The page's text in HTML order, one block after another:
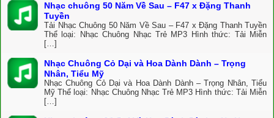
Nhạc chuông 50 Năm Về Sau – F47 x Đặng Thanh
Tuyền
Tải Nhạc Chuông 50 Năm Về Sau – F47 x Đặng Thanh Tuyền
Thể loại: Nhạc Chuông Nhạc Trẻ MP3 Hình thức: Tải Miễn
[…]
Nhạc Chuông Cỏ Dại và Hoa Dành Dành – Trọng
Nhân, Tiểu Mỹ
Nhạc Chuông Cỏ Dại và Hoa Dành Dành – Trọng Nhân, Tiểu
Mỹ Thể loại: Nhạc Chuông Nhạc Trẻ MP3 Hình thức: Tải Miễn
[…]